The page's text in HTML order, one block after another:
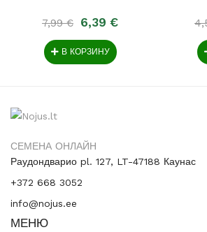
7,99 € 6,39 €
В КОРЗИНУ
СЕМЕНА ОНЛАЙН
Раудондварио pl. 127, LT-47188 Каунас
+372 668 3052
info@nojus.ee
МЕНЮ